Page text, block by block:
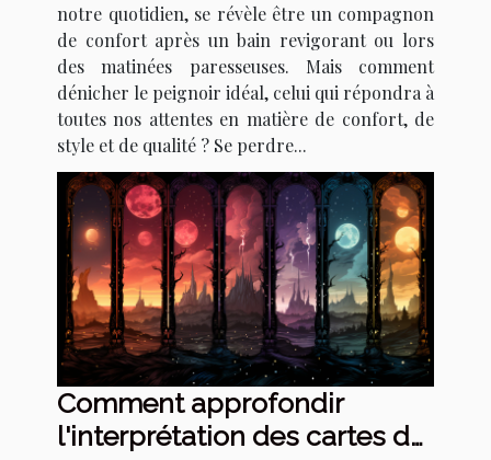
besoins
notre quotidien, se révèle être un compagnon
de confort après un bain revigorant ou lors
des matinées paresseuses. Mais comment
dénicher le peignoir idéal, celui qui répondra à
toutes nos attentes en matière de confort, de
style et de qualité ? Se perdre...
Comment approfondir
l'interprétation des cartes de